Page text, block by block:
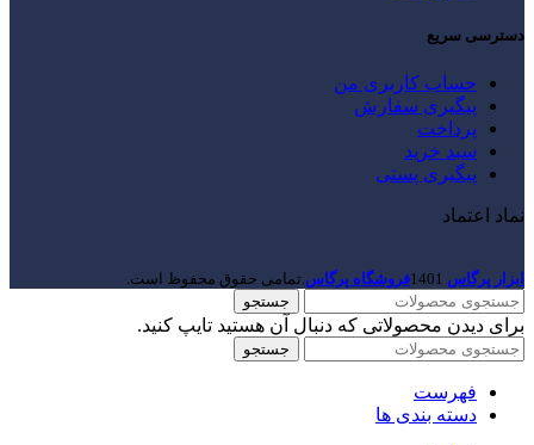
دسترسی سریع
حساب کاربری من
پیگیری سفارش
پرداخت
سبد خرید
پیگیری پستی
نماد اعتماد
ابزار پرگاس 1401فروشگاه پرگاس.تمامی حقوق محفوظ است.
جستجو
برای دیدن محصولاتی که دنبال آن هستید تایپ کنید.
جستجو
فهرست
دسته بندی ها